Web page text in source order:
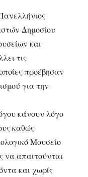
Δημοσίου
και
τις
προέβησαν
για την
κάνουν λόγο
καθώς
Μουσείο
να απαιτούνται
και χωρίς